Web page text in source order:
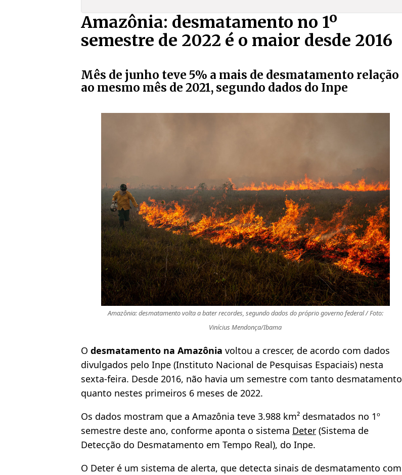
Amazônia: desmatamento no 1º
semestre de 2022 é o maior desde 2016
Mês de junho teve 5% a mais de desmatamento relação
ao mesmo mês de 2021, segundo dados do Inpe
Amazônia: desmatamento volta a bater recordes, segundo dados do próprio governo federal / Foto:
Vinícius Mendonça/Ibama
O desmatamento na Amazônia voltou a crescer, de acordo com dados
divulgados pelo Inpe (Instituto Nacional de Pesquisas Espaciais) nesta
sexta-feira. Desde 2016, não havia um semestre com tanto desmatamento
quanto nestes primeiros 6 meses de 2022.
Os dados mostram que a Amazônia teve 3.988 km² desmatados no 1º
semestre deste ano, conforme aponta o sistema Deter (Sistema de
Detecção do Desmatamento em Tempo Real), do Inpe.
O Deter é um sistema de alerta, que detecta sinais de desmatamento com